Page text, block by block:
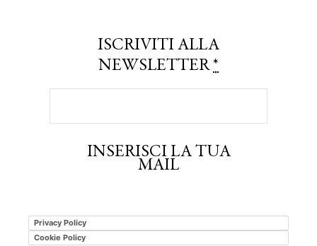
ISCRIVITI ALLA
NEWSLETTER*
INSERISCI LA TUA
MAIL
Privacy Policy
Cookie Policy